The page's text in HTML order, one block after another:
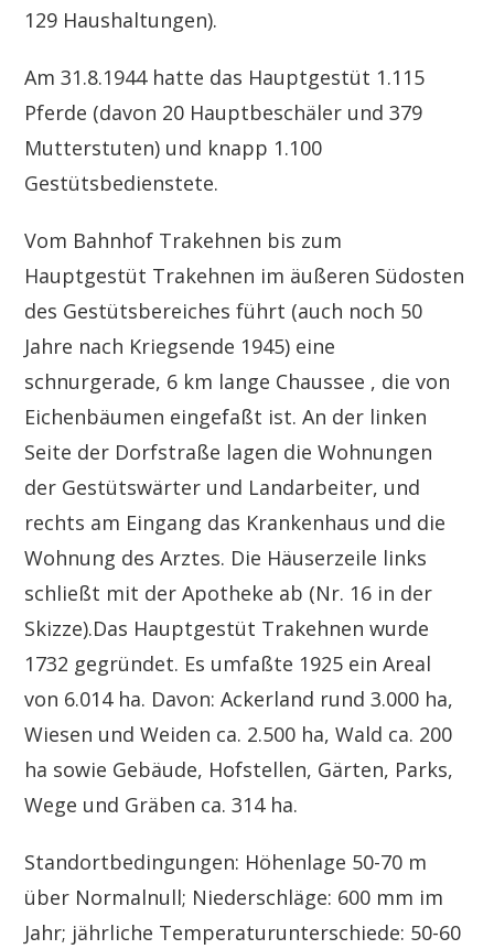
129 Haushaltungen).
Am 31.8.1944 hatte das Hauptgestüt 1.115
Pferde (davon 20 Hauptbeschäler und 379
Mutterstuten) und knapp 1.100
Gestütsbedienstete.
Vom Bahnhof Trakehnen bis zum
Hauptgestüt Trakehnen im äußeren Südosten
des Gestütsbereiches führt (auch noch 50
Jahre nach Kriegsende 1945) eine
schnurgerade, 6 km lange Chaussee , die von
Eichenbäumen eingefaßt ist. An der linken
Seite der Dorfstraße lagen die Wohnungen
der Gestütswärter und Landarbeiter, und
rechts am Eingang das Krankenhaus und die
Wohnung des Arztes. Die Häuserzeile links
schließt mit der Apotheke ab (Nr. 16 in der
Skizze).Das Hauptgestüt Trakehnen wurde
1732 gegründet. Es umfaßte 1925 ein Areal
von 6.014 ha. Davon: Ackerland rund 3.000 ha,
Wiesen und Weiden ca. 2.500 ha, Wald ca. 200
ha sowie Gebäude, Hofstellen, Gärten, Parks,
Wege und Gräben ca. 314 ha.
Standortbedingungen: Höhenlage 50-70 m
über Normalnull; Niederschläge: 600 mm im
Jahr; jährliche Temperaturunterschiede: 50-60